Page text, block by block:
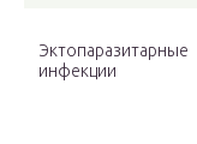
Эктопаразитарные
инфекции